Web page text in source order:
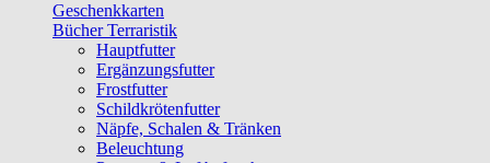
Geschenkkarten
Bücher Terraristik
Hauptfutter
Ergänzungsfutter
Frostfutter
Schildkrötenfutter
Näpfe, Schalen & Tränken
Beleuchtung